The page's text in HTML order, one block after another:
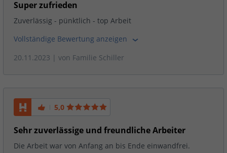
Super zufrieden
Zuverlässig - pünktlich - top Arbeit
Vollständige Bewertung anzeigen
20.11.2023 | von Familie Schiller
5,0
Sehr zuverlässige und freundliche Arbeiter
Die Arbeit war von Anfang an bis Ende einwandfrei.